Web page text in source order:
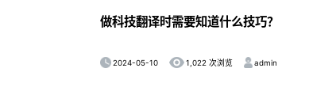
做科技翻译时需要知道什么技巧？
2024-05-10 1,022 次浏览 admin